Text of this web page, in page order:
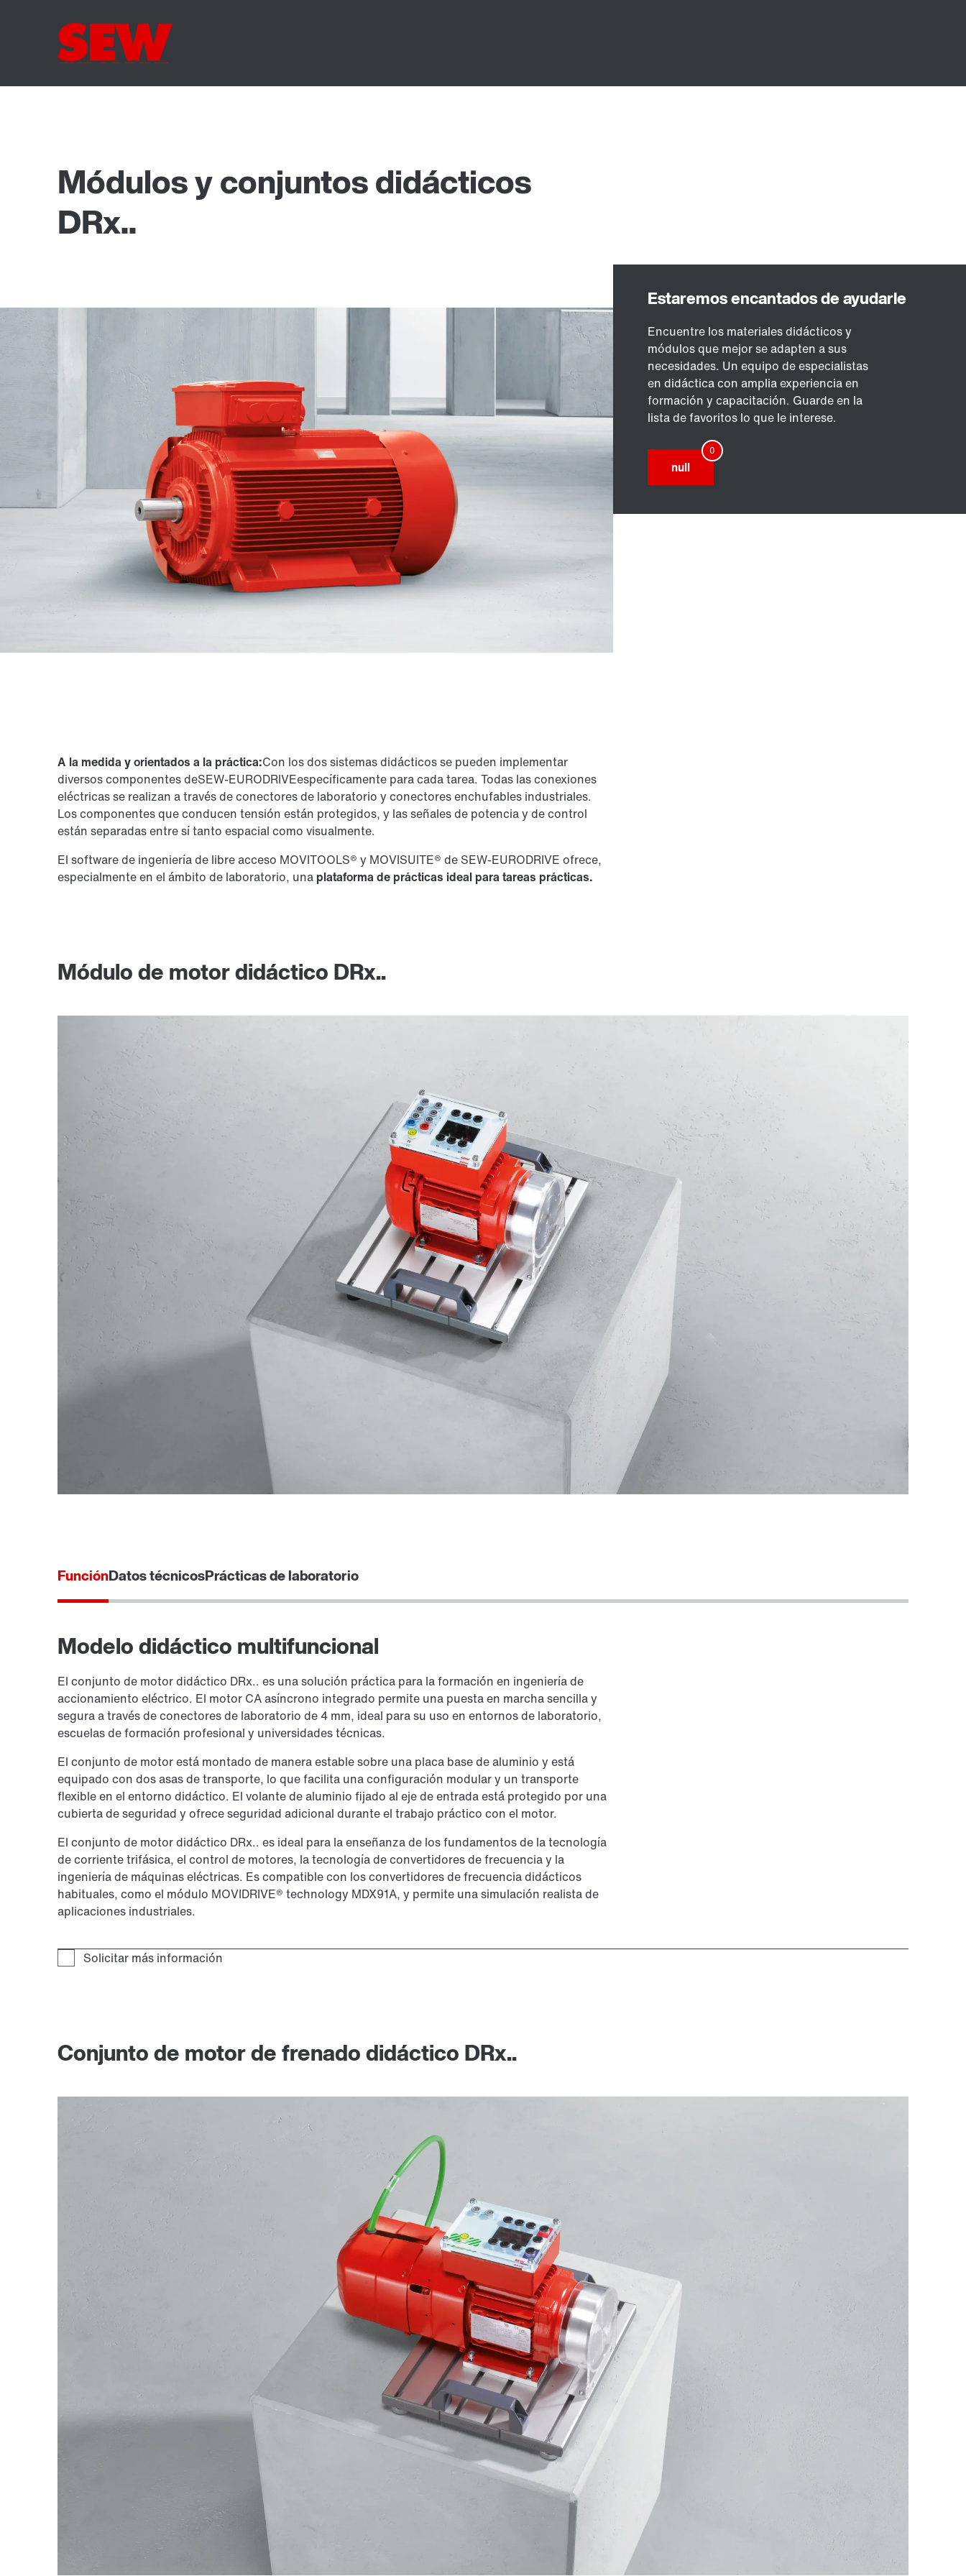
Módulos y conjuntos didácticos
DRx..
Encuentre los materiales didácticos y
módulos que mejor se adapten a sus
necesidades. Un equipo de especialistas
en didáctica con amplia experiencia en
formación y capacitación. Guarde en la
lista de favoritos lo que le interese.
null
A la medida y orientados a la práctica:Con los dos sistemas didácticos se pueden implementar
diversos componentes deSEW-EURODRIVEespecíficamente para cada tarea. Todas las conexiones
eléctricas se realizan a través de conectores de laboratorio y conectores enchufables industriales.
Los componentes que conducen tensión están protegidos, y las señales de potencia y de control
están separadas entre sí tanto espacial como visualmente.
El software de ingeniería de libre acceso MOVITOOLS® y MOVISUITE® de SEW-EURODRIVE ofrece,
especialmente en el ámbito de laboratorio, una plataforma de prácticas ideal para tareas prácticas.
Módulo de motor didáctico DRx..
FunciónDatos técnicosPrácticas de laboratorio
Modelo didáctico multifuncional
El conjunto de motor didáctico DRx.. es una solución práctica para la formación en ingeniería de
accionamiento eléctrico. El motor CA asíncrono integrado permite una puesta en marcha sencilla y
segura a través de conectores de laboratorio de 4 mm, ideal para su uso en entornos de laboratorio,
escuelas de formación profesional y universidades técnicas.
El conjunto de motor está montado de manera estable sobre una placa base de aluminio y está
equipado con dos asas de transporte, lo que facilita una configuración modular y un transporte
flexible en el entorno didáctico. El volante de aluminio fijado al eje de entrada está protegido por una
cubierta de seguridad y ofrece seguridad adicional durante el trabajo práctico con el motor.
El conjunto de motor didáctico DRx.. es ideal para la enseñanza de los fundamentos de la tecnología
de corriente trifásica, el control de motores, la tecnología de convertidores de frecuencia y la
ingeniería de máquinas eléctricas. Es compatible con los convertidores de frecuencia didácticos
habituales, como el módulo MOVIDRIVE® technology MDX91A, y permite una simulación realista de
aplicaciones industriales.
Conjunto de motor de frenado didáctico DRx..